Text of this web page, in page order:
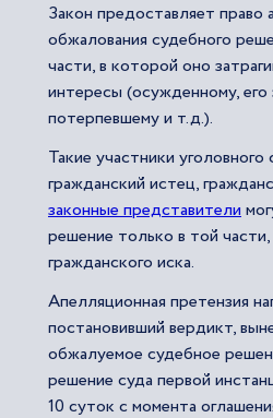
Закон предоставляет право
обжалования судебного
части, в которой оно
интересы (осужденному,
потерпевшему и т.д.).
Такие участники
гражданский истец,
законные представители
решение только в той
гражданского иска.
Апелляционная претензия
постановивший вердикт,
обжалуемое судебное
решение суда первой
10 суток с момента